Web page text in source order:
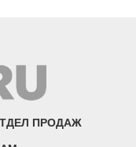
ПРОДАЖ